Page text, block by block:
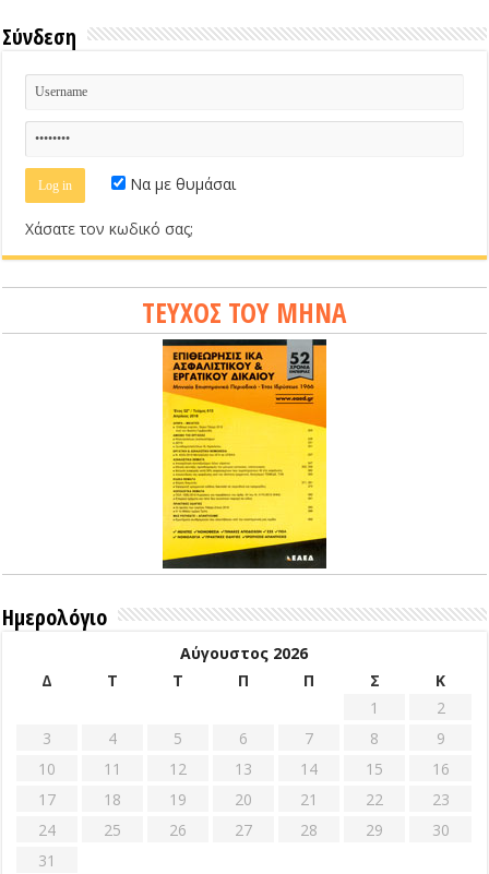
Σύνδεση
Να με θυμάσαι
Χάσατε τον κωδικό σας;
ΤΕΥΧΟΣ ΤΟΥ ΜΗΝΑ
Ημερολόγιο
Αύγουστος 2026
Δ
Τ Τ Π Π Σ
Κ
1
2
3
4 5 6 7 8
9
10
11 12 13 14 15
16
17
18 19 20 21 22
23
24
25 26 27 28 29
30
31